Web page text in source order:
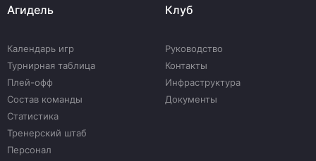
Агидель
Календарь игр
Турнирная таблица
Плей-офф
Состав команды
Статистика
Тренерский штаб
Персонал
Клуб
Руководство
Контакты
Инфраструктура
Документы